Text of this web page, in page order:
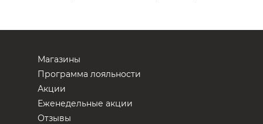
Магазины
Программа лояльности
Акции
Еженедельные акции
Отзывы